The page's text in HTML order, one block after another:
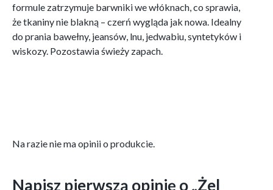
formule zatrzymuje barwniki we włóknach, co sprawia,
że tkaniny nie blakną – czerń wygląda jak nowa. Idealny
do prania bawełny, jeansów, lnu, jedwabiu, syntetyków i
wiskozy. Pozostawia świeży zapach.
Na razie nie ma opinii o produkcie.
Napisz pierwszą opinię o „Żel